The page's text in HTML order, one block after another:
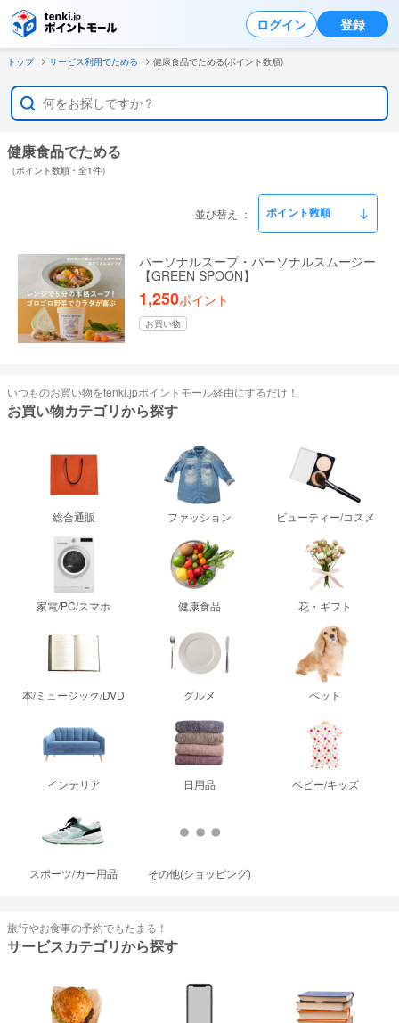
ログイン 登録
トップ サービス利用でためる 健康食品でためる(ポイント数順)
健康食品でためる
（ポイント数順・全1件）
並び替え
パーソナルスープ・パーソナルスムージー
【GREEN SPOON】
1,250ポイント
お買い物
いつものお買い物をtenki.jpポイントモール経由にするだけ！
お買い物カテゴリから探す
総合通販 ファッション ビューティー/コスメ
家電/PC/スマホ 健康食品 花・ギフト
本/ミュージック/DVD グルメ ペット
インテリア 日用品 ベビー/キッズ
スポーツ/カー用品 その他(ショッピング)
旅行やお食事の予約でもたまる！
サービスカテゴリから探す